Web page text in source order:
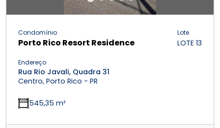
Condomínio
Porto Rico Resort Residence
Lote
LOTE 13
Endereço
Rua Rio Javali, Quadra 31
Centro, Porto Rico - PR
545,35 m²